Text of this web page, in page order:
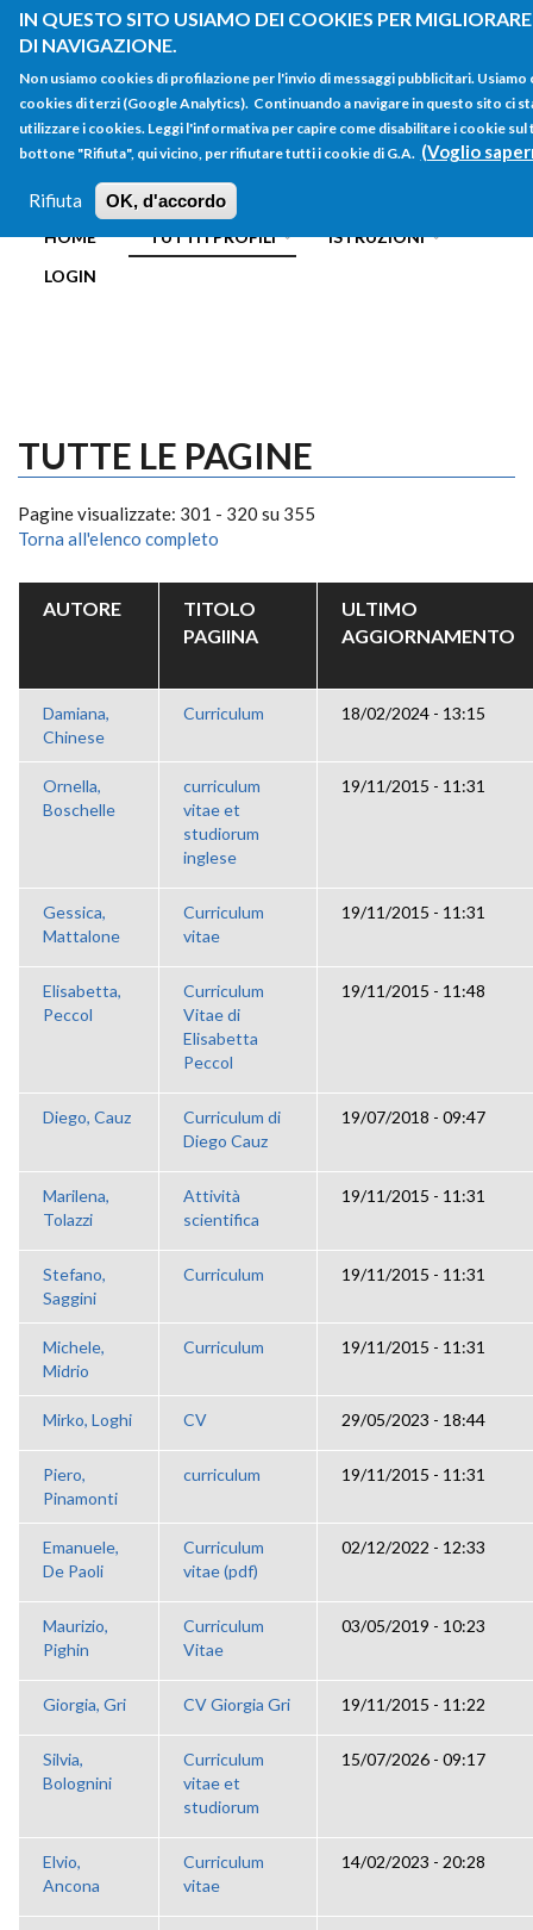
IN QUESTO SITO USIAMO DEI COOKIES PER
DI NAVIGAZIONE.
Non usiamo cookies di profilazione per l'invio di messaggi pubblicitari. Usiamo
cookies di terzi (Google Analytics). Continuando a navigare in questo sito ci
utilizzare i cookies. Leggi l'informativa per capire come disabilitare i cookie
bottone "Rifiuta", qui vicino, per rifiutare tutti i cookie di G.A. (Voglio
Rifiuta OK, d'accordo
Salta al contenuto principale
FORM
DI
RICERCA
Main menu
HOME TUTTI I PROFILI
ISTRUZIONI
LOGIN
TUTTE LE PAGINE
Pagine visualizzate: 301 - 320 su 355
Torna all'elenco completo
AUTORE
TITOLO
PAGIINA
ULTIMO
AGGIORNAMENTO
Damiana,
Chinese
Curriculum 18/02/2024 - 13:15
Ornella,
Boschelle
curriculum
vitae et
studiorum
inglese
19/11/2015 - 11:31
Gessica,
Mattalone
Curriculum
vitae
19/11/2015 - 11:31
Elisabetta,
Peccol
Curriculum
Vitae di
Elisabetta
Peccol
19/11/2015 - 11:48
Diego, Cauz
Curriculum di
Diego Cauz
19/07/2018 - 09:47
Marilena,
Tolazzi
Attività
scientifica
19/11/2015 - 11:31
Stefano,
Saggini
Curriculum 19/11/2015 - 11:31
Michele,
Midrio
Curriculum 19/11/2015 - 11:31
Mirko, Loghi CV 29/05/2023 - 18:44
Piero,
Pinamonti
curriculum 19/11/2015 - 11:31
Emanuele,
De Paoli
Curriculum
vitae (pdf)
02/12/2022 - 12:33
Maurizio,
Pighin
Curriculum
Vitae
03/05/2019 - 10:23
Giorgia, Gri CV Giorgia Gri 19/11/2015 - 11:22
Silvia,
Bolognini
Curriculum
vitae et
studiorum
15/07/2026 - 09:17
Elvio,
Ancona
Curriculum
vitae
14/02/2023 - 20:28